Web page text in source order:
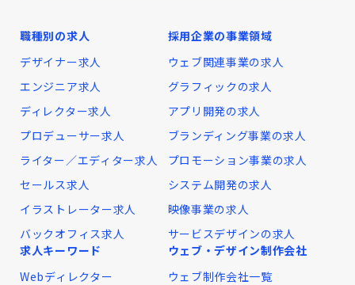
職種別の求人
デザイナー求人
エンジニア求人
ディレクター求人
プロデューサー求人
ライター／エディター求人
セールス求人
イラストレーター求人
バックオフィス求人
採用企業の事業領域
ウェブ関連事業の求人
グラフィックの求人
アプリ開発の求人
ブランディング事業の求人
プロモーション事業の求人
システム開発の求人
映像事業の求人
サービスデザインの求人
求人キーワード
Webディレクター
ウェブ・デザイン制作会社
ウェブ制作会社一覧